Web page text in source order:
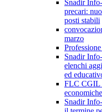
Snadir
precari:
posti stabili
marzo
Snadir
elenchi
ed
FLC CGIL
economiche
Snadir